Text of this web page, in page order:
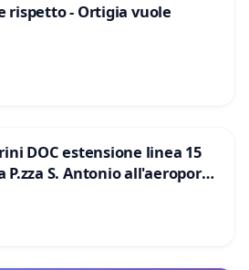
rispetto - Ortigia vuole
DOC estensione linea 15
P.zza S. Antonio all'aeroporto
€ 1,50